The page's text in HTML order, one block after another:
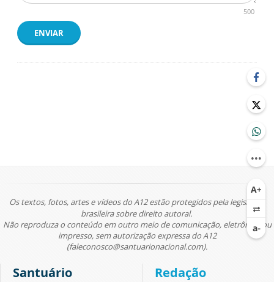
500
ENVIAR
Os textos, fotos, artes e vídeos do A12 estão protegidos pela legislação
brasileira sobre direito autoral.
Não reproduza o conteúdo em outro meio de comunicação, eletrônico ou
impresso, sem autorização expressa do A12
(faleconosco@santuarionacional.com).
Santuário Redação